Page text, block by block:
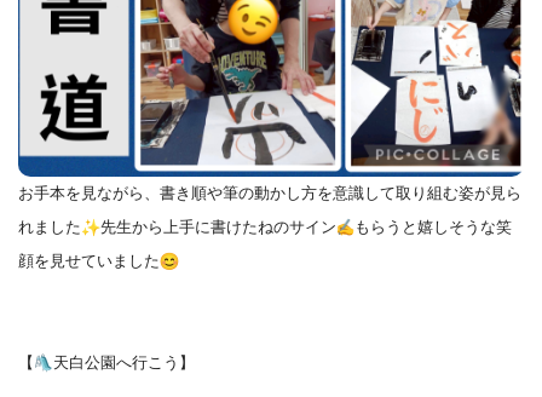
お手本を見ながら、書き順や筆の動かし方を意識して取り組む姿が見ら
れました
先生から上手に書けたねのサイン もらうと嬉し そうな笑
顔を見せていました
【 天白公園へ行こう】